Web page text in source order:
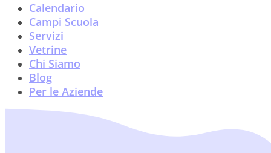
Calendario
Campi Scuola
Servizi
Vetrine
Chi Siamo
Blog
Per le Aziende